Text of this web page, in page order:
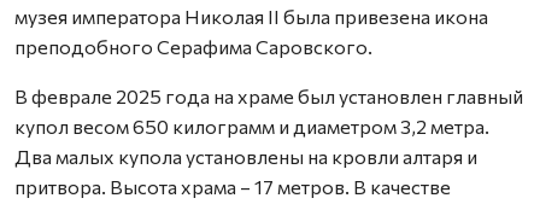
музея императора Николая II была привезена икона
преподобного Серафима Саровского.
В феврале 2025 года на храме был установлен главный
купол весом 650 килограмм и диаметром 3,2 метра.
Два малых купола установлены на кровли алтаря и
притвора. Высота храма – 17 метров. В качестве